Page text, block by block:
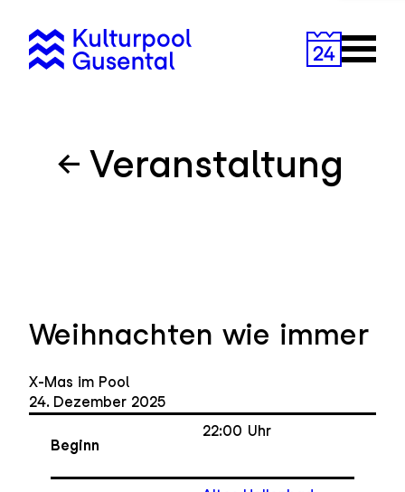
Inhalt
springen
Primary
Menu
Veranstaltung
Weihnachten wie immer
X-Mas im Pool
24. Dezember 2025
Beginn
22:00 Uhr